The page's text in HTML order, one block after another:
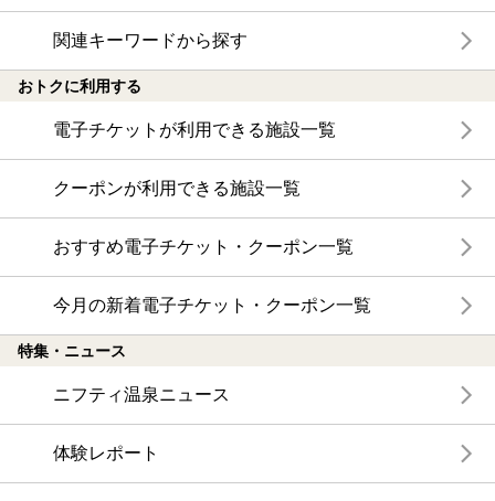
関連キーワードから探す
おトクに利用する
電子チケットが利用できる施設一覧
クーポンが利用できる施設一覧
おすすめ電子チケット・クーポン一覧
今月の新着電子チケット・クーポン一覧
特集・ニュース
ニフティ温泉ニュース
体験レポート